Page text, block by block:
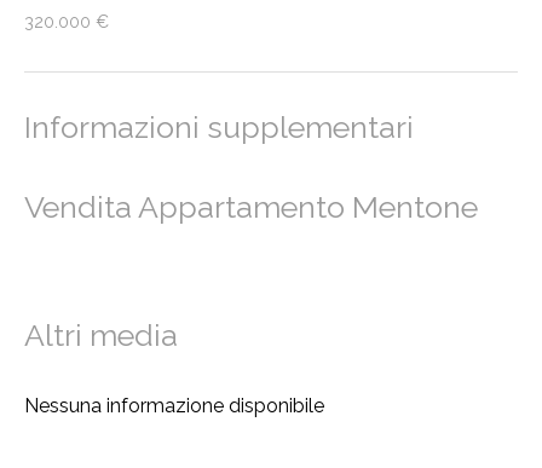
320.000 €
Informazioni supplementari
Vendita Appartamento Mentone
Altri media
Nessuna informazione disponibile